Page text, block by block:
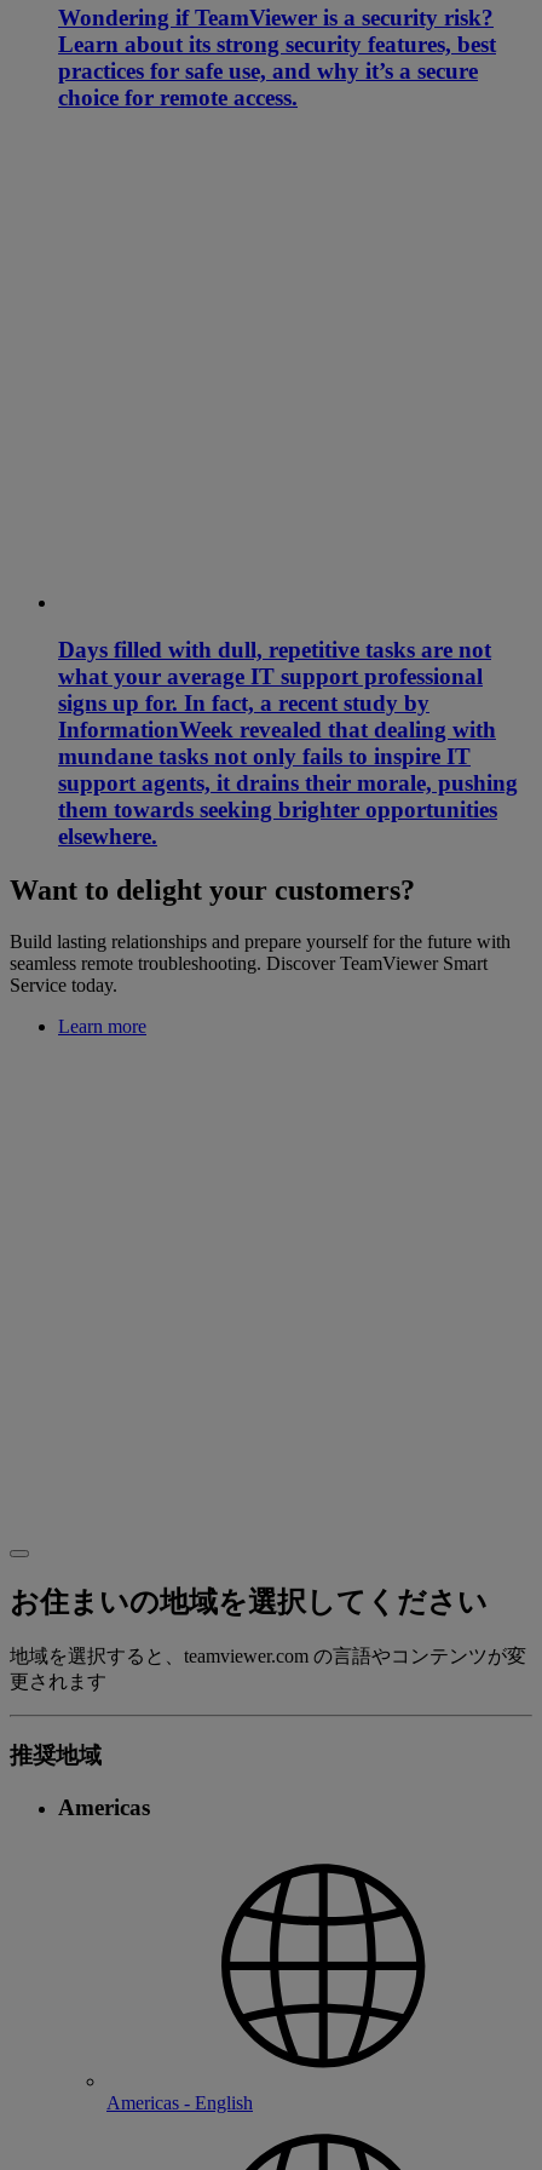
Wondering if TeamViewer is a security risk?
Learn about its strong security features, best
practices for safe use, and why it’s a secure
choice for remote access.
Days filled with dull, repetitive tasks are not
what your average IT support professional
signs up for. In fact, a recent study by
InformationWeek revealed that dealing with
mundane tasks not only fails to inspire IT
support agents, it drains their morale, pushing
them towards seeking brighter opportunities
elsewhere.
Want to delight your customers?
Build lasting relationships and prepare yourself for the future with
seamless remote troubleshooting. Discover TeamViewer Smart
Service today.
Learn more
お住まいの地域を選択してください
地域を選択すると、teamviewer.com の言語やコンテンツが変
更されます
推奨地域
Americas
Americas - English